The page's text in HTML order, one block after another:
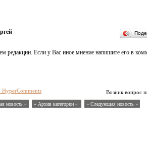
редакции. Если у Вас иное мнение напишите его в
Возник вопрос
HyperComments
новость « » Архив категории « » Следующая новость »